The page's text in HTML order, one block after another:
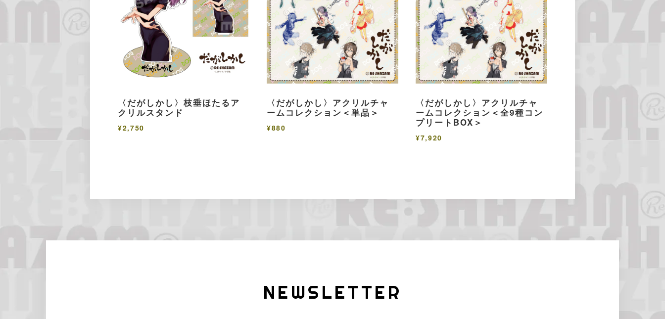
〈だがしかし〉枝垂ほたるア
クリルスタンド
¥2,750
〈だがしかし〉アクリルチャ
ームコレクション＜単品＞
¥880
〈だがしかし〉アクリルチャ
ームコレクション＜全9種コン
プリートBOX＞
¥7,920
NEWSLETTER